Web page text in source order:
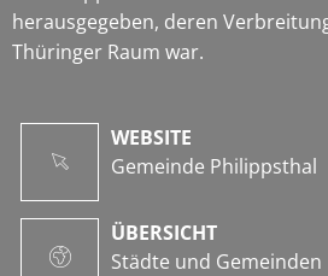
herausgegeben, deren
Thüringer Raum war.
WEBSITE
Gemeinde Philippsthal
ÜBERSICHT
Städte und Gemeinden